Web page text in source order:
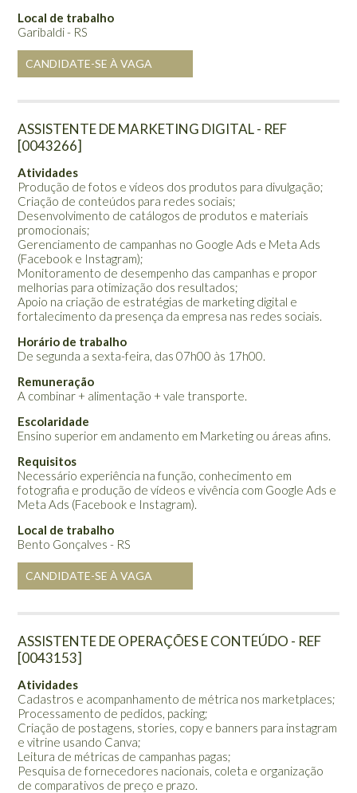
Local de trabalho
Garibaldi - RS
CANDIDATE-SE À VAGA
ASSISTENTE DE MARKETING DIGITAL - REF
[0043266]
Atividades
Produção de fotos e vídeos dos produtos para divulgação;
Criação de conteúdos para redes sociais;
Desenvolvimento de catálogos de produtos e materiais
promocionais;
Gerenciamento de campanhas no Google Ads e Meta Ads
(Facebook e Instagram);
Monitoramento de desempenho das campanhas e propor
melhorias para otimização dos resultados;
Apoio na criação de estratégias de marketing digital e
fortalecimento da presença da empresa nas redes sociais.
Horário de trabalho
De segunda a sexta-feira, das 07h00 às 17h00.
Remuneração
A combinar + alimentação + vale transporte.
Escolaridade
Ensino superior em andamento em Marketing ou áreas afins.
Requisitos
Necessário experiência na função, conhecimento em
fotografia e produção de vídeos e vivência com Google Ads e
Meta Ads (Facebook e Instagram).
Local de trabalho
Bento Gonçalves - RS
CANDIDATE-SE À VAGA
ASSISTENTE DE OPERAÇÕES E CONTEÚDO - REF
[0043153]
Atividades
Cadastros e acompanhamento de métrica nos marketplaces;
Processamento de pedidos, packing;
Criação de postagens, stories, copy e banners para instagram
e vitrine usando Canva;
Leitura de métricas de campanhas pagas;
Pesquisa de fornecedores nacionais, coleta e organização
de comparativos de preço e prazo.